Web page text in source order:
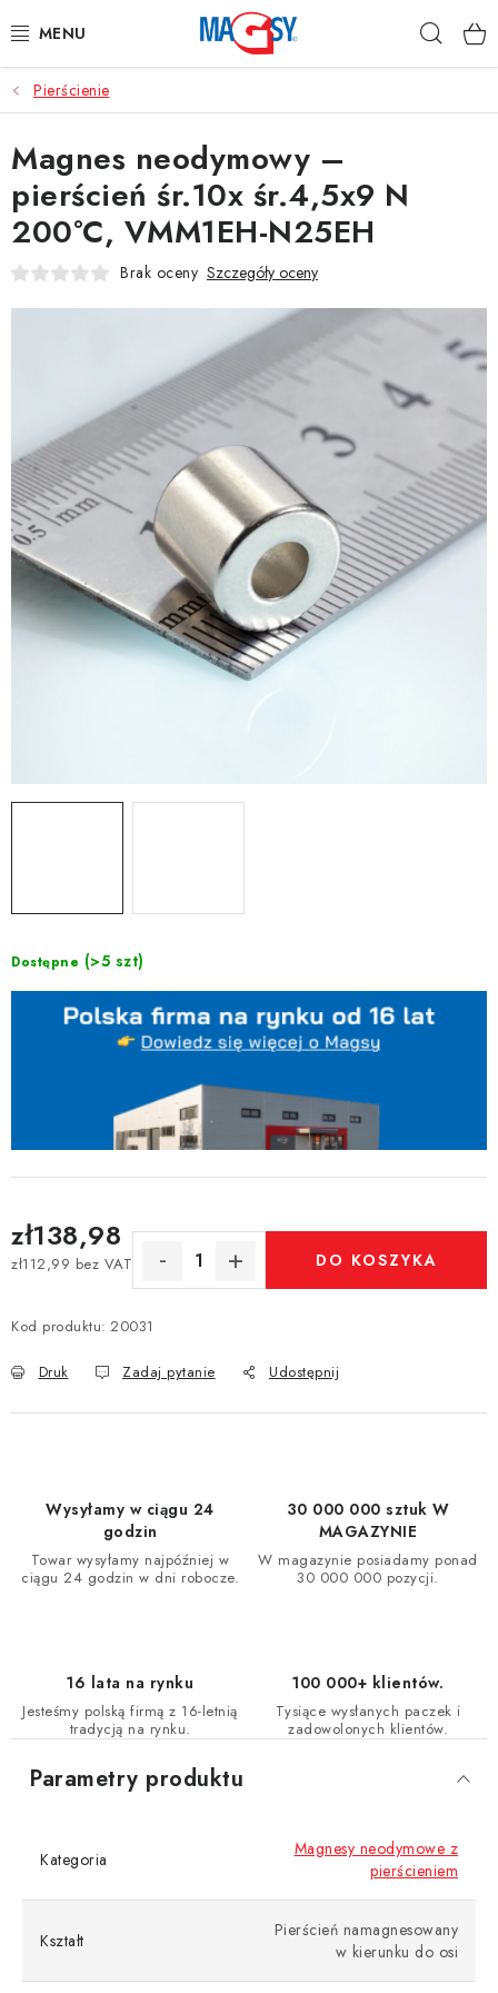
do
GŁÓWNE KATEGORIE
MAGNETYCZNE POMOCE
MAGNESY PRZEMYSŁOWE
INNE MAGNESY
Regulamin e-sklepu
Ochrona danych osobowych
Kontakty Odstąpienie od Umowy
Pierścienie
Dostępne (>5 szt)
zł138,98
zł112,99 bez VAT
Cena jednostkowa:
DO KOSZYKA
Kod produktu: 20031
Druk Zadaj pytanie Udostępnij
Magnes neodymowy –
pierścień śr.10x śr.4,5x9 N
200°C, VMM1EH-N25EH
Brak oceny Szczegóły oceny
Wysyłamy w ciągu 24
godzin
Towar wysyłamy najpóźniej w
ciągu 24 godzin w dni robocze.
30 000 000 sztuk W
MAGAZYNIE
W magazynie posiadamy ponad
30 000 000 pozycji.
16 lata na rynku
Jesteśmy polską firmą z 16-letnią
tradycją na rynku.
100 000+ klientów.
Tysiące wysłanych paczek i
zadowolonych klientów.
Parametry produktu
Kategoria
Magnesy neodymowe z
pierścieniem
Kształt
Pierścień namagnesowany
w kierunku do osi